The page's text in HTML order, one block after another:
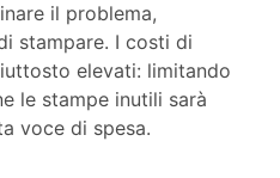
il problema,
stampare. I costi di
elevati: limitando
le stampe inutili sarà
voce di spesa.